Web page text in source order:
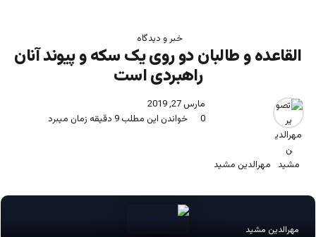
خبر و دیدگاه
القاعده و طالبان دو روی یک سکه و پیوند آنان
راهبردی است
مهرالدین مشید
مارس 27, 2019
0
خواندن این مطلب 9 دقیقه زمان میبرد
مهرالدین مشید